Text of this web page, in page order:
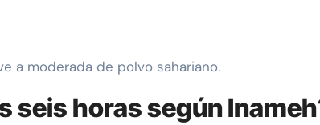
a moderada de polvo sahariano.
seis horas según